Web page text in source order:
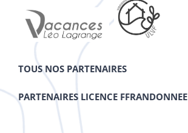
TOUS NOS PARTENAIRES
PARTENAIRES LICENCE FFRANDONNEE